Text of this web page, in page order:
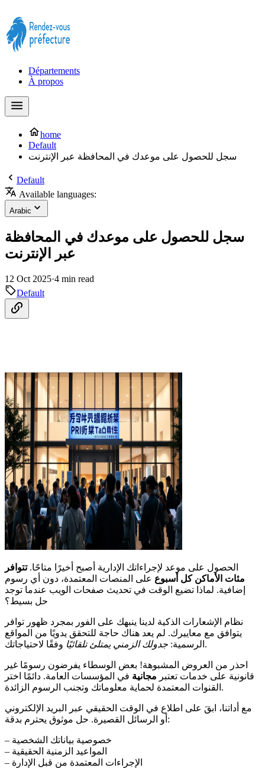
Départements
À propos
home
Default
سجل للحصول على موعدك في المحافظة عبر الإنترنت
Default
Available languages:
Arabic
سجل للحصول على موعدك في المحافظة
عبر الإنترنت
12 Oct 2025·4 min read
Default
الحصول على موعد لإجراءاتك الإدارية أصبح أخيرًا متاحًا.تتوافر
مئات الأماكن كل أسبوع على المنصات المعتمدة، دون أي رسوم
إضافية. لماذا تضيع الوقت في تحديث صفحات الويب عندما توجد
حل بسيط؟
نظام الإشعارات الذكية لدينا ينبهك على الفور بمجرد ظهور توافر
يتوافق مع معاييرك. لم يعد هناك حاجة للتحقق يدويًا من المواقع
الرسمية: جدولك الزمني يمتلئ تلقائيًا وفقًا لاحتياجاتك.
احذر من العروض المشبوهة! بعض الوسطاء يفرضون رسومًا غير
قانونية على خدمات تعتبر مجانية في المؤسسات العامة. دائمًا اختر
القنوات المعتمدة لحماية معلوماتك وتجنب الرسوم الزائدة.
مع أداتنا، ابقَ على اطلاع في الوقت الحقيقي عبر البريد الإلكتروني
أو الرسائل القصيرة. حل موثوق يحترم بدقة:
– خصوصية بياناتك الشخصية
– المواعيد الزمنية الحقيقية
– الإجراءات المعتمدة من قبل الإدارة